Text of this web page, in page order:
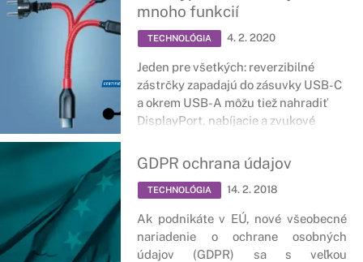
vieme ovplyvniť a zvýšiť tak výdrž
našej batérie.
mnoho funkcií
TECHNOLÓGIA 4. 2. 2020
Jeden pre všetkých: reverzibilné
zástrčky zapadajú do zásuvky USB-C
a okrem USB-A môžu tiež nahradiť
DisplayPort, nabíjacie a zvukové
problémy.
GDPR ochrana údajov
TECHNOLÓGIA 14. 2. 2018
Ak podnikáte v EÚ, nové všeobecné
nariadenie o ochrane osobných
údajov (GDPR) sa s veľkou